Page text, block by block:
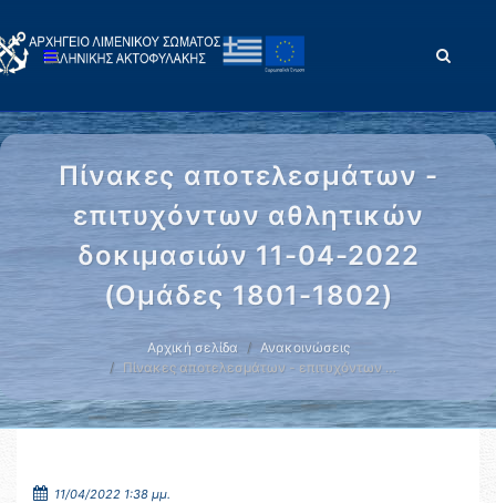
Πίνακες αποτελεσμάτων -
επιτυχόντων αθλητικών
δοκιμασιών 11-04-2022
(Ομάδες 1801-1802)
Αρχική σελίδα
Ανακοινώσεις
Πίνακες αποτελεσμάτων - επιτυχόντων …
11/04/2022 1:38 μμ.